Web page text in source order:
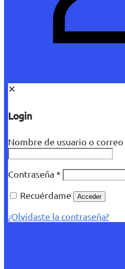
✕
Login
Nombre de usuario o
Contraseña *
Recuérdame
Acceder
¿Olvidaste la contraseña?